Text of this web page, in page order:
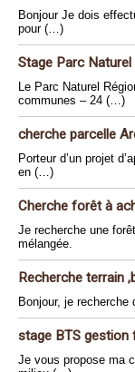
Bonjour Je dois
pour (…)
Stage Parc Naturel
Le Parc Naturel
communes – 24 (…)
cherche parcelle
Porteur d’un projet
en (…)
Cherche forêt à
Je recherche une
mélangée.
Recherche terrain
Bonjour, je
stage BTS gestion
Je vous propose ma